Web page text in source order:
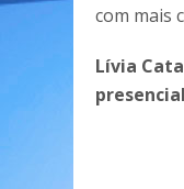
com mais
Lívia